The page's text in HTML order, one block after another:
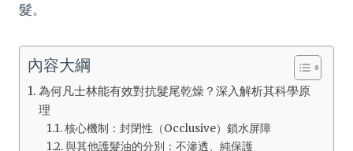
髮。
內容大綱
為何凡士林能有效對抗髮尾乾燥？深入解析其科學原
理
核心機制：封閉性（Occlusive）鎖水屏障
與其他護髮油的分別：不滲透、純保護